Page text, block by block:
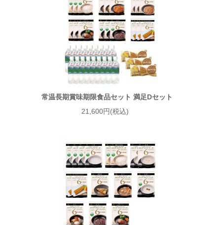
常温長期賞味期限食品セット 満足Dセット
21,600円(税込)